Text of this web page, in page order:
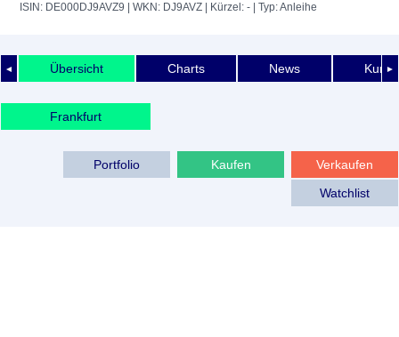
ISIN: DE000DJ9AVZ9 | WKN: DJ9AVZ | Kürzel: - | Typ: Anleihe
◄ ►
Übersicht Charts News
Frankfurt
Verkaufen
Kaufen
Portfolio
Watchlist